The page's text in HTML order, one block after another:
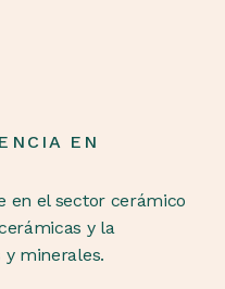
EN
en el sector cerámico
y la
minerales.